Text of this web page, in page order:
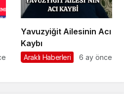
Yavuzyiğit Ailesinin Acı
Kaybı
Araklı Haberleri 6 ay önce